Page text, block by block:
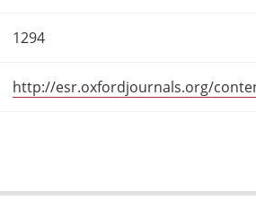
1294
http://esr.oxfordjournals.org/